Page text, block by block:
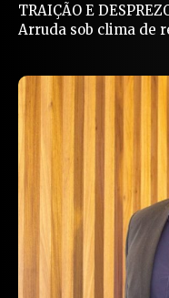
TRAIÇÃO E
Arruda sob clima de